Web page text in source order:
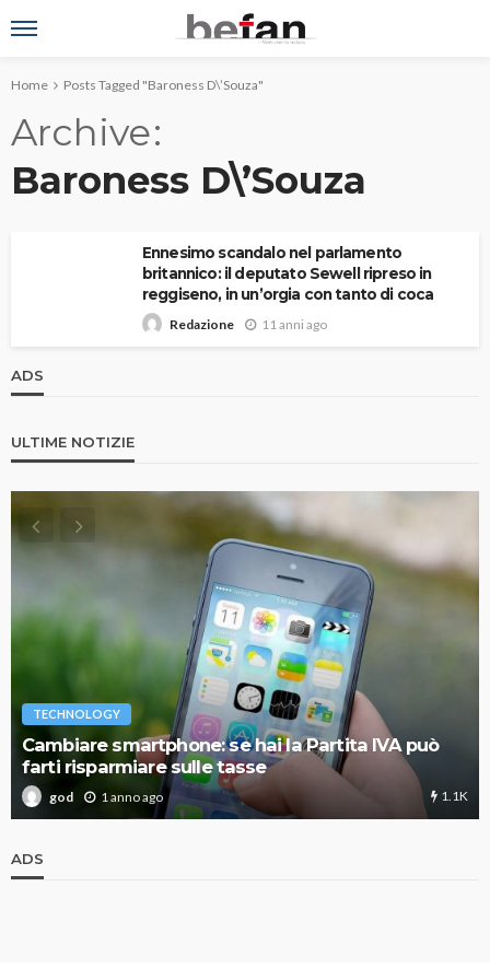
Home Posts Tagged "Baroness D\’Souza"
Archive
Baroness D\’Souza
Ennesimo scandalo nel parlamento
britannico: il deputato Sewell ripreso in
reggiseno, in un’orgia con tanto di coca
Redazione 11 anni ago
ADS
ULTIME NOTIZIE
TECHNOLOGY
Cambiare smartphone: se hai la Partita IVA può
farti risparmiare sulle tasse
god 1 anno ago 1.1K
ADS